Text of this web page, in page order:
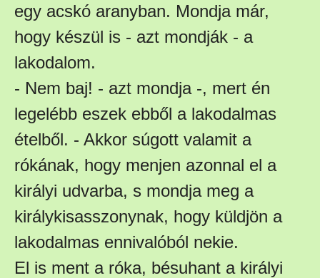
egy acskó aranyban. Mondja már,
hogy készül is - azt mondják - a
lakodalom.
- Nem baj! - azt mondja -, mert én
legelébb eszek ebből a lakodalmas
ételből. - Akkor súgott valamit a
rókának, hogy menjen azonnal el a
királyi udvarba, s mondja meg a
királykisasszonynak, hogy küldjön a
lakodalmas ennivalóból nekie.
El is ment a róka, bésuhant a királyi